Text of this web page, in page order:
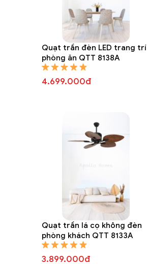
Quạt trần đèn LED trang trí
phòng ăn QTT 8138A
4.699.000đ
Quạt trần lá cọ không đèn
phòng khách QTT 8133A
3.899.000đ